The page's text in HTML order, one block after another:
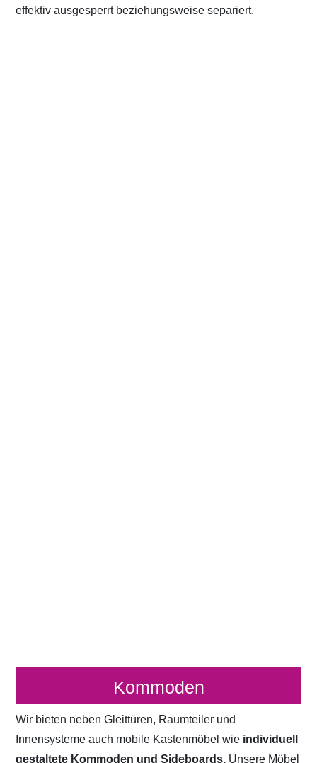
effektiv ausgesperrt beziehungsweise separiert.
Kommoden
Wir bieten neben Gleittüren, Raumteiler und
Innensysteme auch mobile Kastenmöbel wie individuell
gestaltete Kommoden und Sideboards. Unsere Möbel